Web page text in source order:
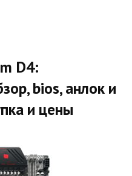
D4:
bios, анлок и
и цены